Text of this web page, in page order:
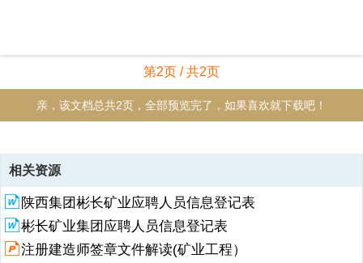
第2页 / 共2页
亲，该文档总共2页，全部预览完了，如果喜欢就下载吧！
资源描述
沃尔特矿业公司应聘人员登记表以下所有信息将成为面试与甄选的重要
依据，请据实详细填写 应聘部门： 应聘职位： 填表日期： 姓 名性 别
出生日期民 族身份证号政治面貌学 历身体状况技术职称毕业院校专 业
毕业时间英语等级计算机等级家庭地址邮 编电子邮件联系方式可否倒班
是否服从调岗薪金要求教育经历起止时间毕业院校专业所获学位学历工
相关资源
陕西集团彬长矿业应聘人员信息登记表
彬长矿业集团应聘人员信息登记表
注册建造师签章文件解读(矿业工程）